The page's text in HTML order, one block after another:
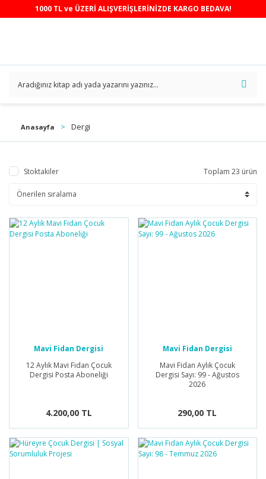
1000 TL ve ÜZERİ ALIŞVERİŞLERİNİZDE KARGO BEDAVA!
Anasayfa Dergi
Stoktakiler Toplam 23 ürün
Mavi Fidan Dergisi
12 Aylık Mavi Fidan Çocuk
Dergisi Posta Aboneliği
4.200,00 TL
Mavi Fidan Dergisi
Mavi Fidan Aylık Çocuk
Dergisi Sayı: 99 - Ağustos
2026
290,00 TL